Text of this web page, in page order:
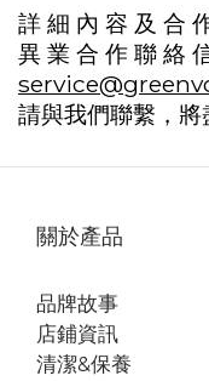
詳 細 內 容 及 合
異 業 合 作 聯 絡
請與我們聯繫，將
關於產品
品牌故事
店鋪資訊
清潔&保養